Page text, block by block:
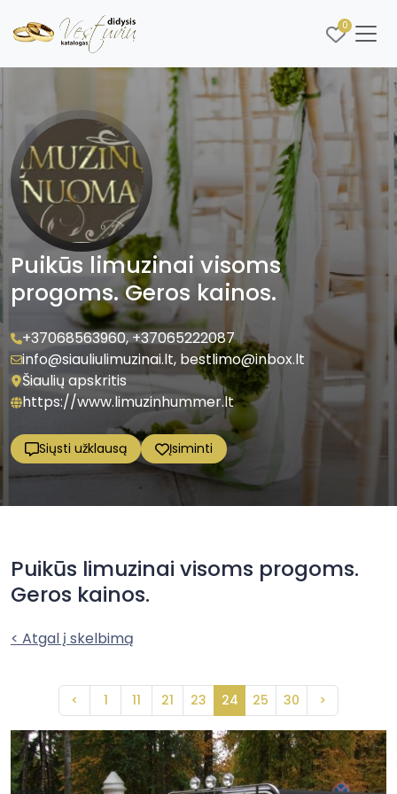
0
Puikūs limuzinai visoms
progoms. Geros kainos.
+37068563960,+37065222087
info@siauliulimuzinai.lt, bestlimo@inbox.lt
Šiaulių apskritis
https://www.limuzinhummer.lt
Siųsti užklausą Įsiminti
Puikūs limuzinai visoms progoms.
Geros kainos.
< Atgal į skelbimą
< 1 11 21 23 24 25 30 >